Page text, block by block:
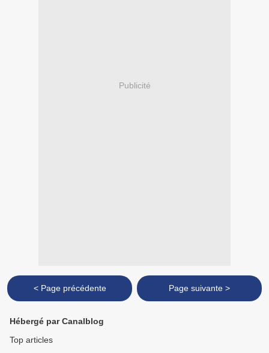
Publicité
< Page précédente Page suivante >
Hébergé par Canalblog
Top articles